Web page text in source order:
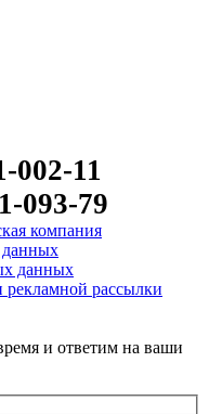
002-11
093-79
компания
данных
данных
рекламной рассылки
и ответим на ваши